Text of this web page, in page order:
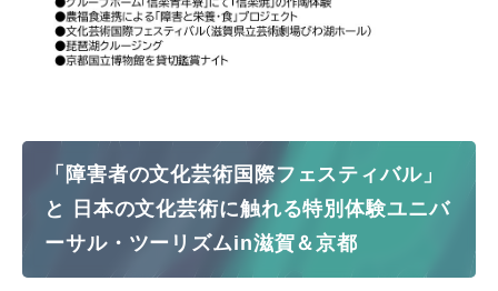
「障害者の文化芸術国際フェスティバル」
と 日本の文化芸術に触れる特別体験ユニバ
ーサル・ツーリズムin滋賀＆京都